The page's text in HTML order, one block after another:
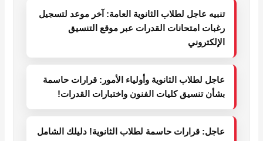
تنبيه عاجل لطلاب الثانوية العامة: آخر موعد لتسجيل
رغبات امتحانات القدرات عبر موقع التنسيق
الإلكتروني
عاجل لطلاب الثانوية وأولياء الأمور: قرارات حاسمة
بشأن تنسيق كليات الفنون واختبارات القدرات!
عاجل: قرارات حاسمة لطلاب الثانوية! دليلك الشامل